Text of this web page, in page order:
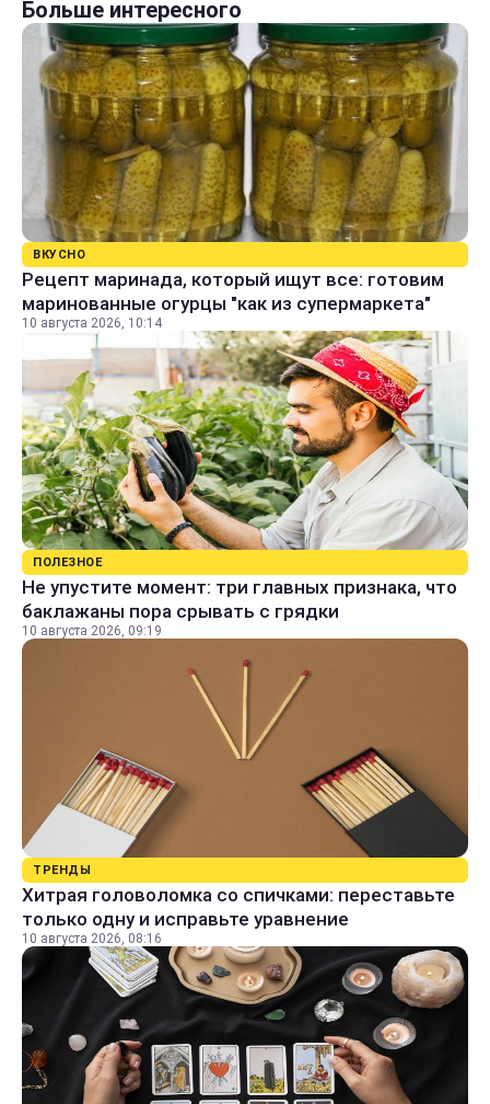
Больше интересного
ВКУСНО
Рецепт маринада, который ищут все: готовим
маринованные огурцы "как из супермаркета"
10 августа 2026, 10:14
ПОЛЕЗНОЕ
Не упустите момент: три главных признака, что
баклажаны пора срывать с грядки
10 августа 2026, 09:19
ТРЕНДЫ
Хитрая головоломка со спичками: переставьте
только одну и исправьте уравнение
10 августа 2026, 08:16